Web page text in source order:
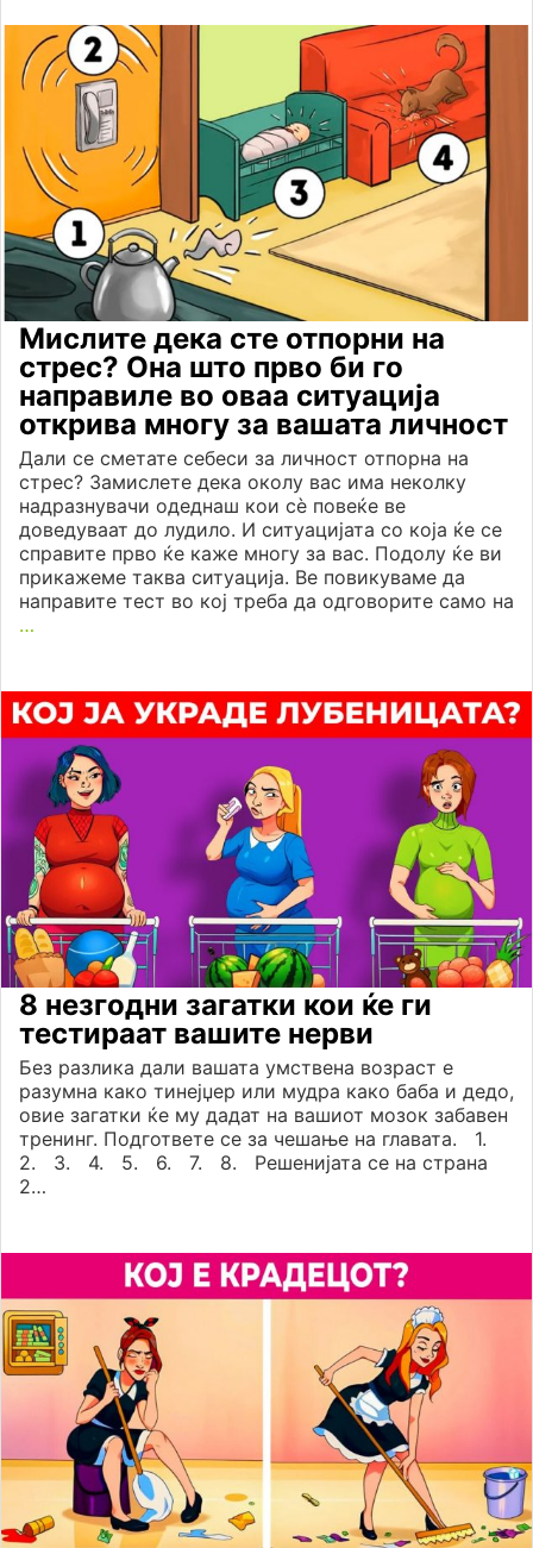
Мислите дека сте отпорни на
стрес? Она што прво би го
направиле во оваа ситуација
открива многу за вашата личност
Дали се сметате себеси за личност отпорна на
стрес? Замислете дека околу вас има неколку
надразнувачи одеднаш кои сè повеќе ве
доведуваат до лудило. И ситуацијата со која ќе се
справите прво ќе каже многу за вас. Подолу ќе ви
прикажеме таква ситуација. Ве повикуваме да
направите тест во кој треба да одговорите само на
…
8 незгодни загатки кои ќе ги
тестираат вашите нерви
Без разлика дали вашата умствена возраст е
разумна како тинејџер или мудра како баба и дедо,
овие загатки ќе му дадат на вашиот мозок забавен
тренинг. Подгответе се за чешање на главата. 1.
2. 3. 4. 5. 6. 7. 8. Решенијата се на страна
2…